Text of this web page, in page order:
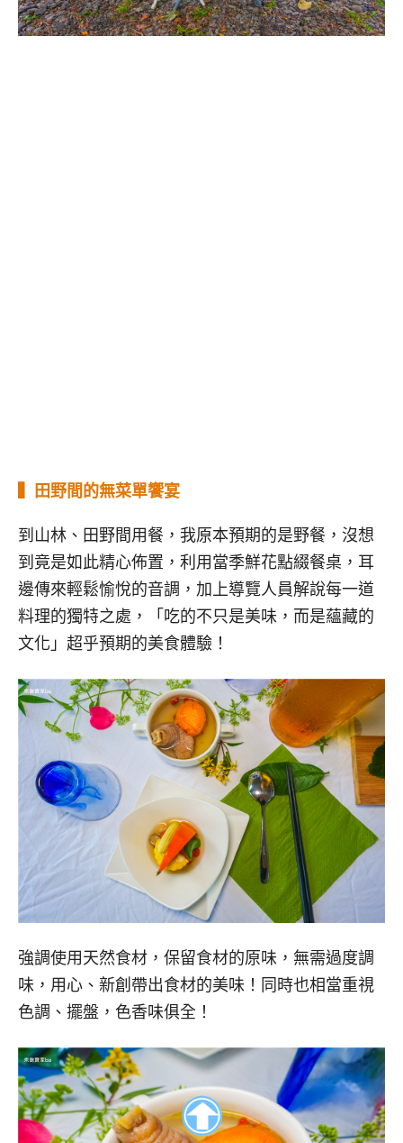
▍田野間的無菜單饗宴
到山林、田野間用餐，我原本預期的是野餐，沒想
到竟是如此精心佈置，利用當季鮮花點綴餐桌，耳
邊傳來輕鬆愉悅的音調，加上導覽人員解說每一道
料理的獨特之處，「吃的不只是美味，而是蘊藏的
文化」超乎預期的美食體驗！
強調使用天然食材，保留食材的原味，無需過度調
味，用心、新創帶出食材的美味！同時也相當重視
色調、擺盤，色香味俱全！